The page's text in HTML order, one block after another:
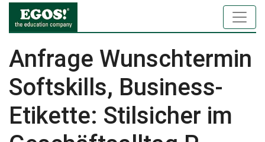
Anfrage Wunschtermin
Softskills, Business-
Etikette: Stilsicher im